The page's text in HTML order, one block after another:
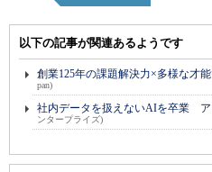
以下の記事が関連あるようです
創業125年の課題解決力×多様な才
pan)
社内データを扱えないAIを卒業 ア
ンタープライズ)